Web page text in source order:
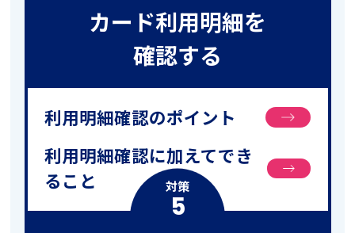
カード利用明細を
確認する
利用明細確認のポイント
利用明細確認に加えてでき
ること
対策
5